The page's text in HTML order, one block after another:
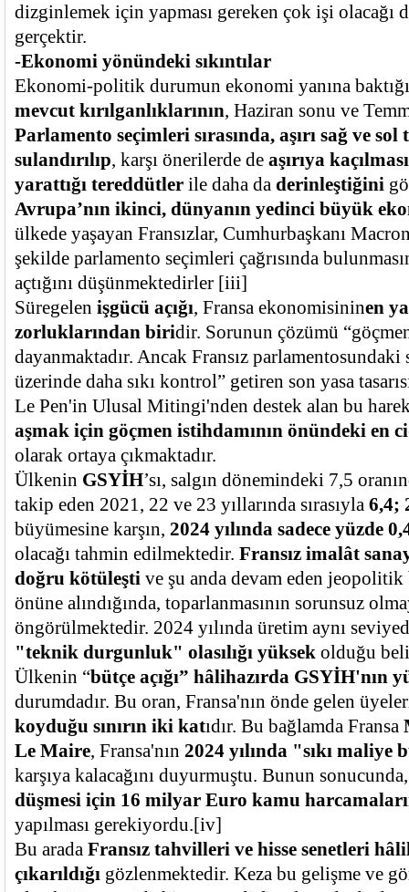
dizginlemek için yapması gereken çok işi olacağı
gerçektir.
-Ekonomi yönündeki sıkıntılar
Ekonomi-politik durumun ekonomi yanına
mevcut kırılganlıklarının, Haziran sonu ve
Parlamento seçimleri sırasında, aşırı sağ ve sol
sulandırılıp, karşı önerilerde de aşırıya kaçılması
yarattığı tereddütler ile daha da derinleştiğini
Avrupa’nın ikinci, dünyanın yedinci büyük
ülkede yaşayan Fransızlar, Cumhurbaşkanı
şekilde parlamento seçimleri çağrısında
açtığını düşünmektedirler [iii]
Süregelen işgücü açığı, Fransa ekonomisininen
zorluklarından biridir. Sorunun çözümü
dayanmaktadır. Ancak Fransız parlamentosundaki
üzerinde daha sıkı kontrol” getiren son yasa
Le Pen'in Ulusal Mitingi'nden destek alan bu
aşmak için göçmen istihdamının önündeki
olarak ortaya çıkmaktadır.
Ülkenin GSYİH’sı, salgın dönemindeki 7,5
takip eden 2021, 22 ve 23 yıllarında sırasıyla 6,4;
büyümesine karşın, 2024 yılında sadece yüzde
olacağı tahmin edilmektedir. Fransız imalât
doğru kötüleşti ve şu anda devam eden
önüne alındığında, toparlanmasının sorunsuz
öngörülmektedir. 2024 yılında üretim aynı
"teknik durgunluk" olasılığı yüksek olduğu
Ülkenin “bütçe açığı” hâlihazırda GSYİH'nın
durumdadır. Bu oran, Fransa'nın önde gelen
koyduğu sınırın iki katıdır. Bu bağlamda Fransa
Le Maire, Fransa'nın 2024 yılında "sıkı maliye
karşıya kalacağını duyurmuştu. Bunun
düşmesi için 16 milyar Euro kamu
yapılması gerekiyordu.[iv]
Bu arada Fransız tahvilleri ve hisse senetleri
çıkarıldığı gözlenmektedir. Keza bu gelişme ve